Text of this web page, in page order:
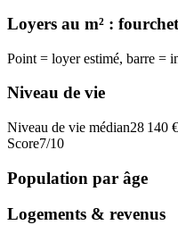
Loyers au m² :
Point = loyer estimé, barre =
Niveau de vie
Niveau de vie médian28 140
Score7/10
Population par âge
Logements & revenus